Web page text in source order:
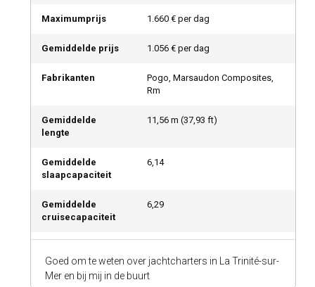
Goed om te weten over jachtcharters in La Trinité-sur-
Mer en bij mij in de buurt
Maximumprijs 1.660 € per dag
Gemiddelde prijs 1.056 € per dag
Fabrikanten
Pogo, Marsaudon Composites,
Rm
Gemiddelde
lengte
11,56 m (37,93 ft)
Gemiddelde
slaapcapaciteit
6,14
Gemiddelde
cruisecapaciteit
6,29